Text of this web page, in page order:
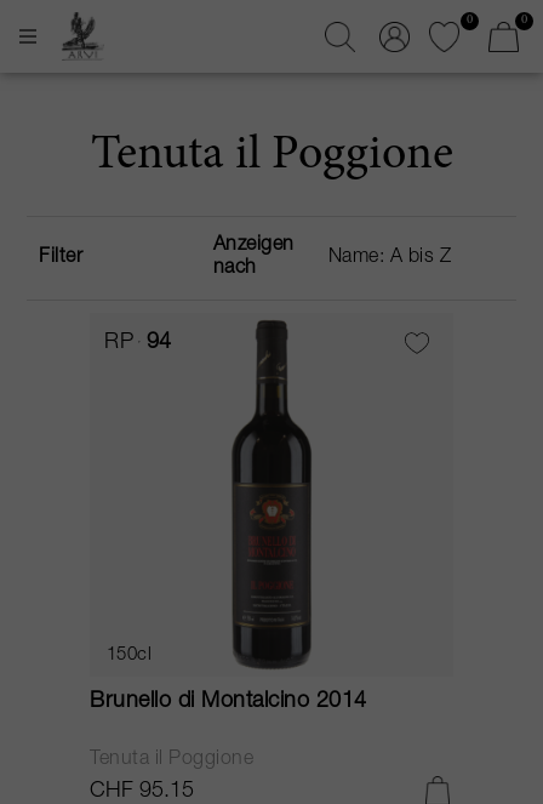
0 0
Tenuta il Poggione
Filter
Anzeigen
nach
RP 94
150cl
Brunello di Montalcino 2014
Tenuta il Poggione
CHF 95.15